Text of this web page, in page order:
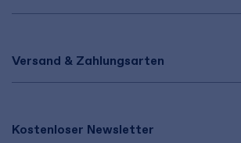
Versand & Zahlungsarten
Kostenloser Newsletter